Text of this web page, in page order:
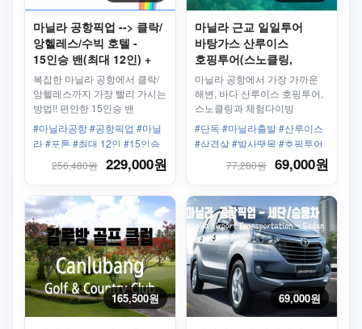
마닐라 공항픽업 --> 클락/
앙헬레스/수빅 호텔 -
15인승 밴(최대 12인) +
기사
복잡한 마닐라 공항에서 클락/
앙헬레스까지 가장 빨리 가시는
방법!! 편안한 15인승 밴
차량으로 공항에서 클락/
앙헬레스 호텔까지 안전하게
도착하세요!
#마닐라공항 #공항픽업 #마닐
라 #포톤 #최대 12인 #15인승
256,480원 229,000원
마닐라 근교 일일투어
바탕가스 산루이스
호핑투어(스노클링,
줄낚시) + 체험다이빙 +
헤리티지 따알 대성당 투어
마닐라 공항에서 가장 가까운
해변, 바다 산루이스 호핑투어,
스노클링과 체험다이빙
(스쿠버다이빙), 줄낚시 그리고
맛있는 바베큐 점심식사를 한
곳에서 즐길 수 있습니다.<br>
체험다이빙은 1인 4만원추가,
추가로 즐기실 수 있습니다.
#단독 #마닐라출발 #산루이스
#삼겹살 #발사땟목 #호핑투어
#바나나보트 #스노클링 #스쿠
버다이빙 #체험다이빙 #중식제
공 #바탕가스 #따알대성당
77,280원 69,000원
165,500원 69,000원